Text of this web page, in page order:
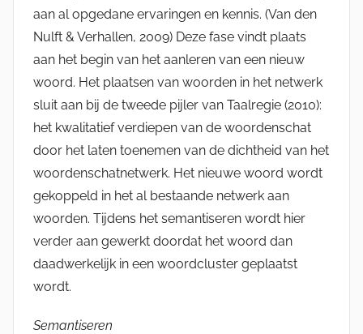
aan al opgedane ervaringen en kennis. (Van den
Nulft & Verhallen, 2009) Deze fase vindt plaats
aan het begin van het aanleren van een nieuw
woord. Het plaatsen van woorden in het netwerk
sluit aan bij de tweede pijler van Taalregie (2010):
het kwalitatief verdiepen van de woordenschat
door het laten toenemen van de dichtheid van het
woordenschatnetwerk. Het nieuwe woord wordt
gekoppeld in het al bestaande netwerk aan
woorden. Tijdens het semantiseren wordt hier
verder aan gewerkt doordat het woord dan
daadwerkelijk in een woordcluster geplaatst
wordt.
Semantiseren